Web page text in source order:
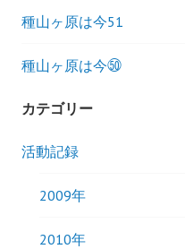
種山ヶ原は今51
種山ヶ原は今㊿
カテゴリー
活動記録
2009年
2010年